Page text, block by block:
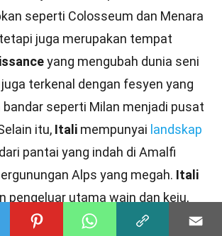
seperti Colosseum dan Menara
juga merupakan tempat
yang mengubah dunia seni
juga terkenal dengan fesyen yang
bandar seperti Milan menjadi pusat
itu, Itali mempunyai landskap
pantai yang indah di Amalfi
Alps yang megah. Itali
pengeluar utama wain dan keju,
destinasi impian bagi pencinta